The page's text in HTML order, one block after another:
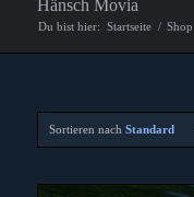
Hänsch Movia
Du bist hier: Startseite / Shop
Sortieren nach Standard